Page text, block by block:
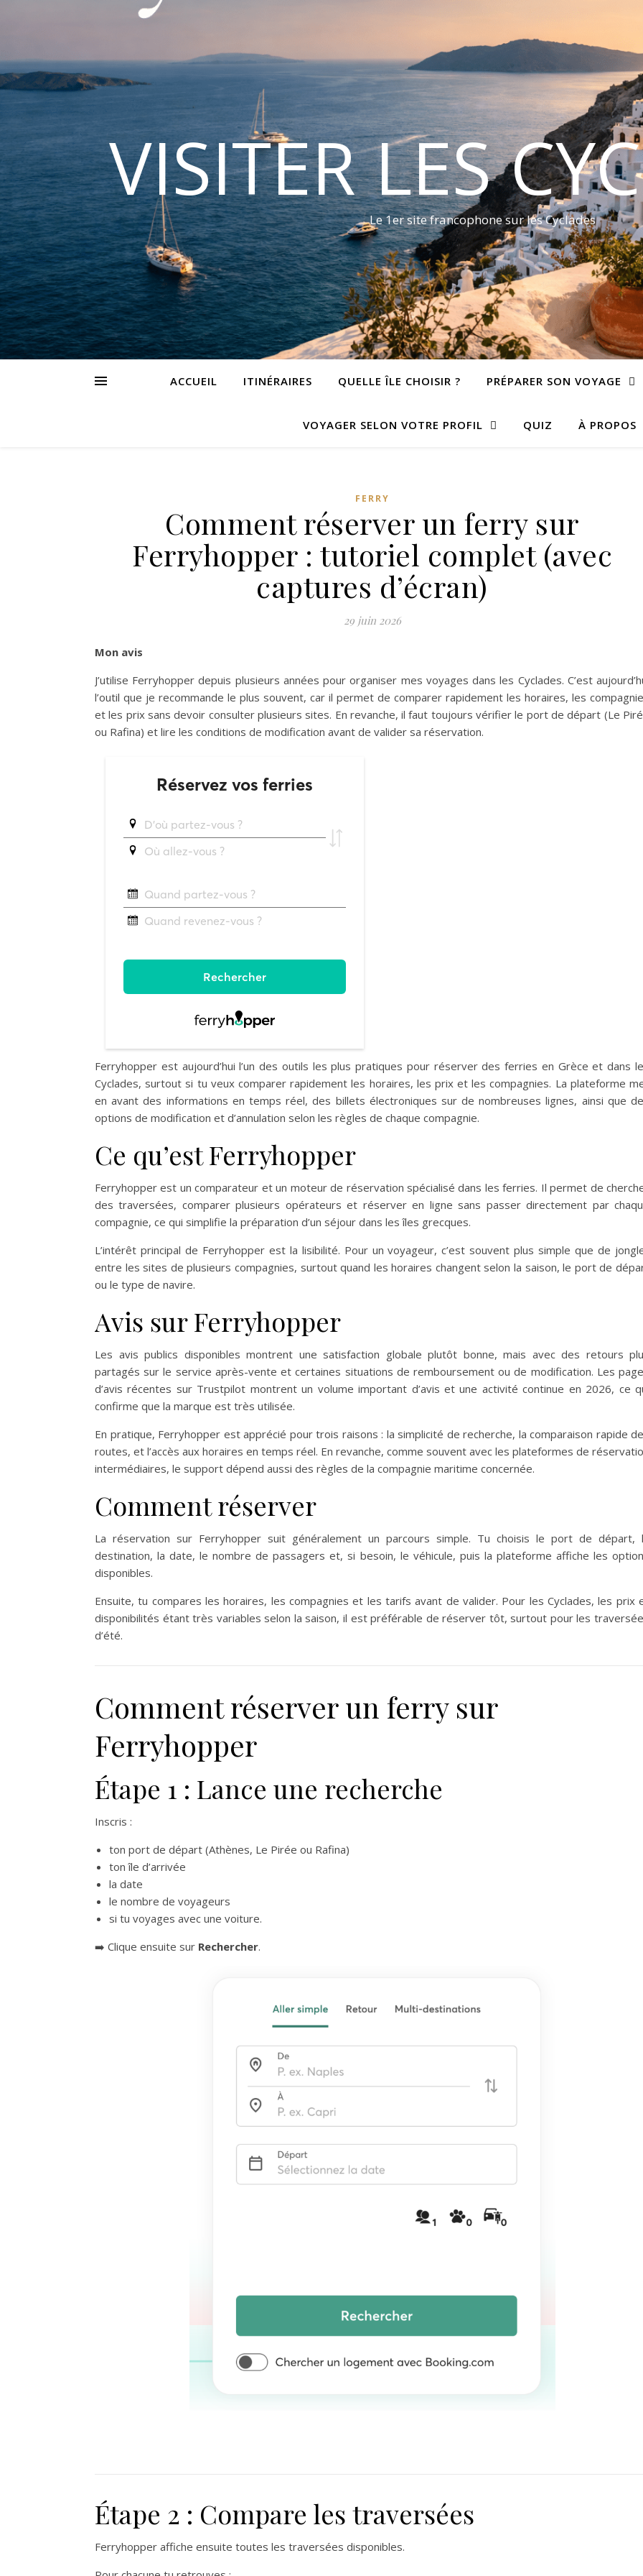
VISITER LES
Le 1er site francophone sur les Cyclades
ACCUEIL ITINÉRAIRES QUELLE ÎLE CHOISIR ? PRÉPARER SON VOYAGE
VOYAGER SELON VOTRE PROFIL QUIZ À PROPOS
FERRY
Comment réserver un ferry sur
Ferryhopper : tutoriel complet (avec
captures d’écran)
29 juin 2026
Mon avis
J’utilise Ferryhopper depuis plusieurs années pour organiser mes voyages dans les Cyclades. C’est
l’outil que je recommande le plus souvent, car il permet de comparer rapidement les horaires, les
et les prix sans devoir consulter plusieurs sites. En revanche, il faut toujours vérifier le port de départ (Le
ou Rafina) et lire les conditions de modification avant de valider sa réservation.
Ferryhopper est aujourd’hui l’un des outils les plus pratiques pour réserver des ferries en Grèce et dans
Cyclades, surtout si tu veux comparer rapidement les horaires, les prix et les compagnies. La plateforme
en avant des informations en temps réel, des billets électroniques sur de nombreuses lignes, ainsi que
options de modification et d’annulation selon les règles de chaque compagnie.
Ce qu’est Ferryhopper
Ferryhopper est un comparateur et un moteur de réservation spécialisé dans les ferries. Il permet de
des traversées, comparer plusieurs opérateurs et réserver en ligne sans passer directement par
compagnie, ce qui simplifie la préparation d’un séjour dans les îles grecques.
L’intérêt principal de Ferryhopper est la lisibilité. Pour un voyageur, c’est souvent plus simple que de
entre les sites de plusieurs compagnies, surtout quand les horaires changent selon la saison, le port de
ou le type de navire.
Avis sur Ferryhopper
Les avis publics disponibles montrent une satisfaction globale plutôt bonne, mais avec des retours
partagés sur le service après-vente et certaines situations de remboursement ou de modification. Les
d’avis récentes sur Trustpilot montrent un volume important d’avis et une activité continue en 2026, ce
confirme que la marque est très utilisée.
En pratique, Ferryhopper est apprécié pour trois raisons : la simplicité de recherche, la comparaison rapide
routes, et l’accès aux horaires en temps réel. En revanche, comme souvent avec les plateformes de
intermédiaires, le support dépend aussi des règles de la compagnie maritime concernée.
Comment réserver
La réservation sur Ferryhopper suit généralement un parcours simple. Tu choisis le port de départ,
destination, la date, le nombre de passagers et, si besoin, le véhicule, puis la plateforme affiche les
disponibles.
Ensuite, tu compares les horaires, les compagnies et les tarifs avant de valider. Pour les Cyclades, les prix
disponibilités étant très variables selon la saison, il est préférable de réserver tôt, surtout pour les
d’été.
Comment réserver un ferry sur
Ferryhopper
Étape 1 : Lance une recherche
Inscris :
ton port de départ (Athènes, Le Pirée ou Rafina)
ton île d’arrivée
la date
le nombre de voyageurs
si tu voyages avec une voiture.
➡️ Clique ensuite sur Rechercher.
Étape 2 : Compare les traversées
Ferryhopper affiche ensuite toutes les traversées disponibles.